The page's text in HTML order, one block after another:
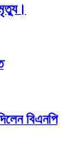
বিএনপি